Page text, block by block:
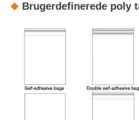
Brugerdefinerede poly